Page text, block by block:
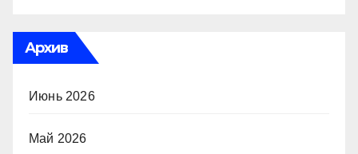
Архив
Июнь 2026
Май 2026